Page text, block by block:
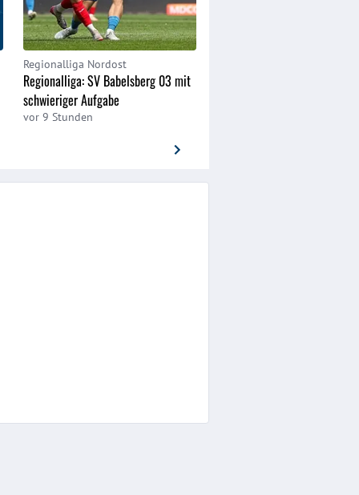
Regionalliga Nordost
Regionalliga: SV Babelsberg 03 mit
schwieriger Aufgabe
vor 9 Stunden